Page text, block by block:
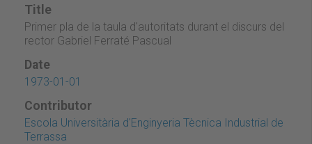
Title
Primer pla de la taula d'autoritats durant el discurs del
rector Gabriel Ferraté Pascual
Date
1973-01-01
Contributor
Escola Universitària d'Enginyeria Tècnica Industrial de
Terrassa